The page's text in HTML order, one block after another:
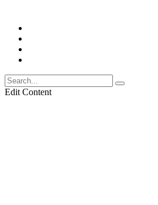
Edit Content